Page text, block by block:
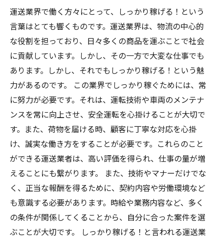
運送業界で働く方々にとって、しっかり稼げる！という
言葉はとても響くものです。運送業界は、物流の中心的
な役割を担っており、日々多くの商品を運ぶことで社会
に貢献しています。しかし、その一方で大変な仕事でも
あります。しかし、それでもしっかり稼げる！という魅
力があるのです。 この業界でしっかり稼ぐためには、常
に努力が必要です。それは、運転技術や車両のメンテナ
ンスを常に向上させ、安全運転を心掛けることが大切で
す。また、荷物を届ける時、顧客に丁寧な対応を心掛
け、誠実な働き方をすることが必要です。これらのこと
ができる運送業者は、高い評価を得られ、仕事の量が増
えることにも繋がります。 また、技術やマナーだけでな
く、正当な報酬を得るために、契約内容や労働環境など
も意識する必要があります。時給や業務内容など、多く
の条件が関係してくることから、自分に合った案件を選
ぶことが大切です。 しっかり稼げる！と言われる運送業